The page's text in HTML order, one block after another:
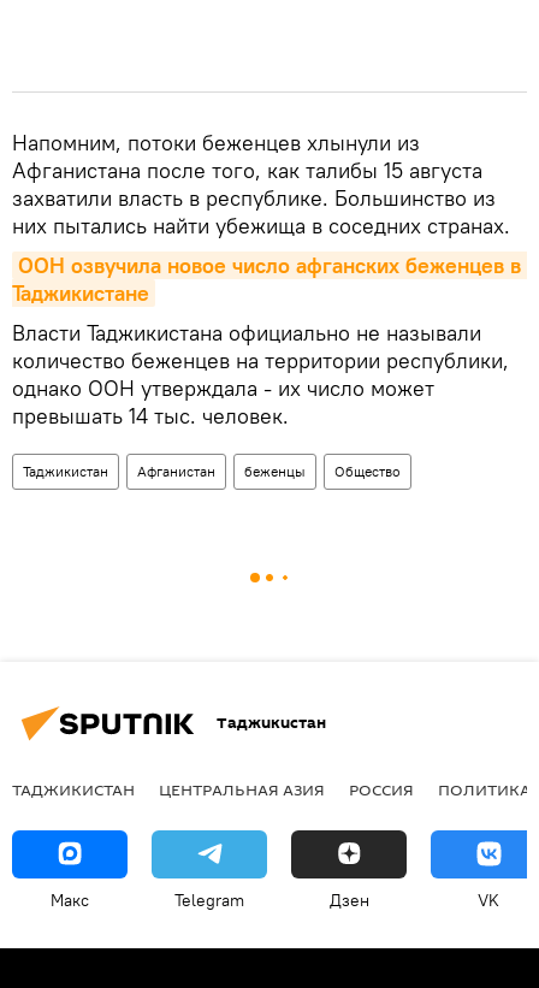
Напомним, потоки беженцев хлынули из
Афганистана после того, как талибы 15 августа
захватили власть в республике. Большинство из
них пытались найти убежища в соседних странах.
ООН озвучила новое число афганских беженцев в
Таджикистане
Власти Таджикистана официально не называли
количество беженцев на территории республики,
однако ООН утверждала - их число может
превышать 14 тыс. человек.
Таджикистан Афганистан беженцы Общество
Таджикистан
ТАДЖИКИСТАН ЦЕНТРАЛЬНАЯ АЗИЯ РОССИЯ ПОЛИТИКА
Макс Telegram Дзен VK